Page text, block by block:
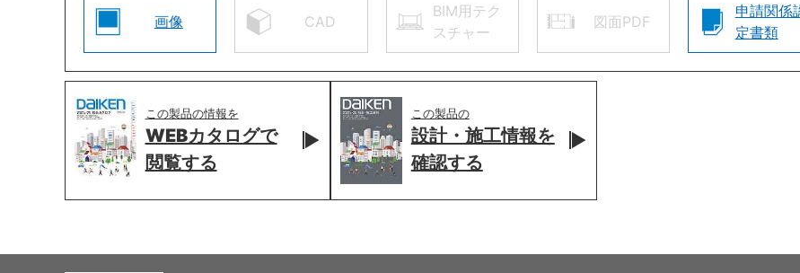
画像 CAD
BIM用テク
スチャー
図面PDF
申請関係
定書類
この製品の情報を
WEBカタログで
閲覧する
この製品の
設計・施工情報を
確認する